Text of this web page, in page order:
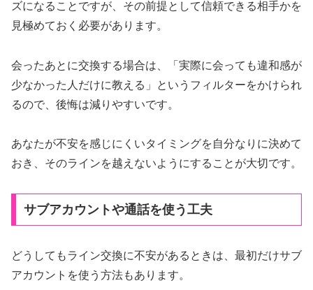
ズになることですが、その前提として信頼できる相手かを
見極めておく必要があります。
会ったあとに交換する場合は、「実際に会っても違和感が
少なかった人だけに教える」というフィルターをかけられ
るので、後悔は減りやすいです。
あなたが不安を感じにくいタイミングを自分なりに決めて
おき、そのラインを越えないようにすることが大切です。
サブアカウントや通話を使う工夫
どうしてもライン交換に不安があるときは、最初だけサブ
アカウントを使う方法もあります。